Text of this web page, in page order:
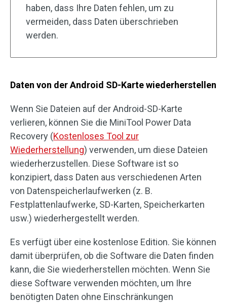
haben, dass Ihre Daten fehlen, um zu
vermeiden, dass Daten überschrieben
werden.
Daten von der Android SD-Karte wiederherstellen
Wenn Sie Dateien auf der Android-SD-Karte
verlieren, können Sie die MiniTool Power Data
Recovery (Kostenloses Tool zur
Wiederherstellung) verwenden, um diese Dateien
wiederherzustellen. Diese Software ist so
konzipiert, dass Daten aus verschiedenen Arten
von Datenspeicherlaufwerken (z. B.
Festplattenlaufwerke, SD-Karten, Speicherkarten
usw.) wiederhergestellt werden.
Es verfügt über eine kostenlose Edition. Sie können
damit überprüfen, ob die Software die Daten finden
kann, die Sie wiederherstellen möchten. Wenn Sie
diese Software verwenden möchten, um Ihre
benötigten Daten ohne Einschränkungen